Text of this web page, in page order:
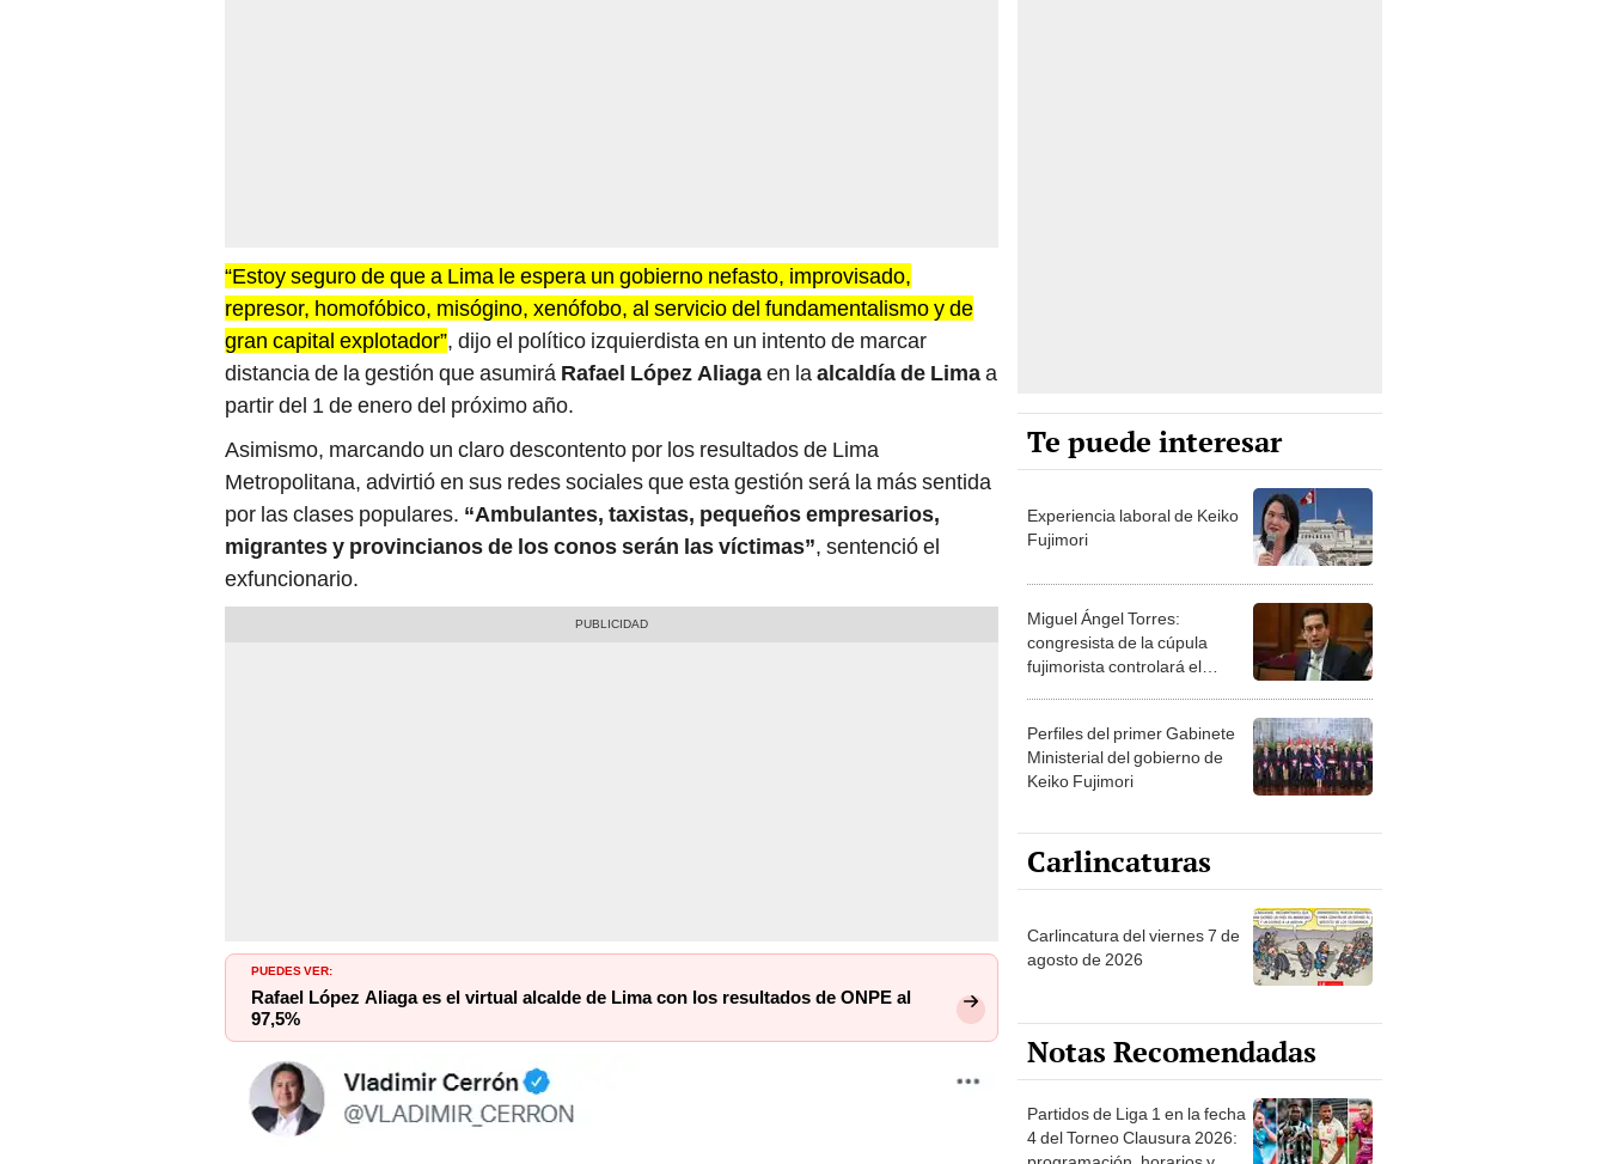
“Estoy seguro de que a Lima le espera un gobierno nefasto, improvisado,
represor, homofóbico, misógino, xenófobo, al servicio del fundamentalismo y de
gran capital explotador” , dijo el político izquierdista en un intento de marcar
distancia de la gestión que asumirá Rafael López Aliaga en la alcaldía de Lima a
partir del 1 de enero del próximo año.
Asimismo, marcando un claro descontento por los resultados de Lima
Metropolitana, advirtió en sus redes sociales que esta gestión será la más sentida
por las clases populares. “Ambulantes, taxistas, pequeños empresarios,
migrantes y provincianos de los conos serán las víctimas” , sentenció el
exfuncionario.
PUEDES VER:
Rafael López Aliaga es el virtual alcalde de Lima con los resultados de ONPE al
97,5%
Te puede interesar
Experiencia laboral de Keiko
Fujimori
Miguel Ángel Torres:
congresista de la cúpula
fujimorista controlará el
Perfiles del primer Gabinete
Ministerial del gobierno de
Keiko Fujimori
Carlincaturas
Carlincatura del viernes 7 de
agosto de 2026
Notas Recomendadas
Partidos de Liga 1 en la fecha
4 del Torneo Clausura 2026:
programación, horarios y